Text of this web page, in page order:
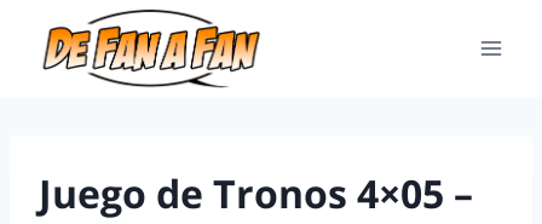
Juego de Tronos 4×05 –